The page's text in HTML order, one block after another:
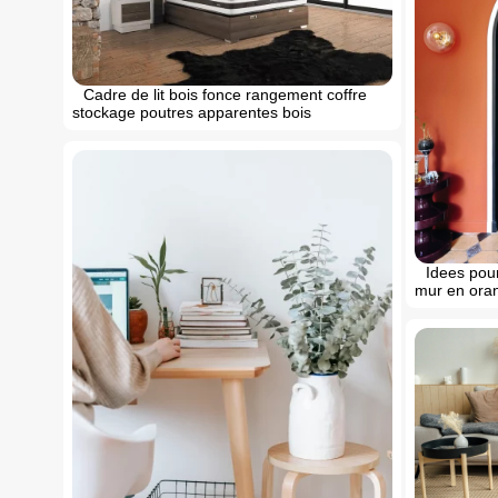
Cadre de lit bois fonce rangement coffre
stockage poutres apparentes bois
Idees
mur en